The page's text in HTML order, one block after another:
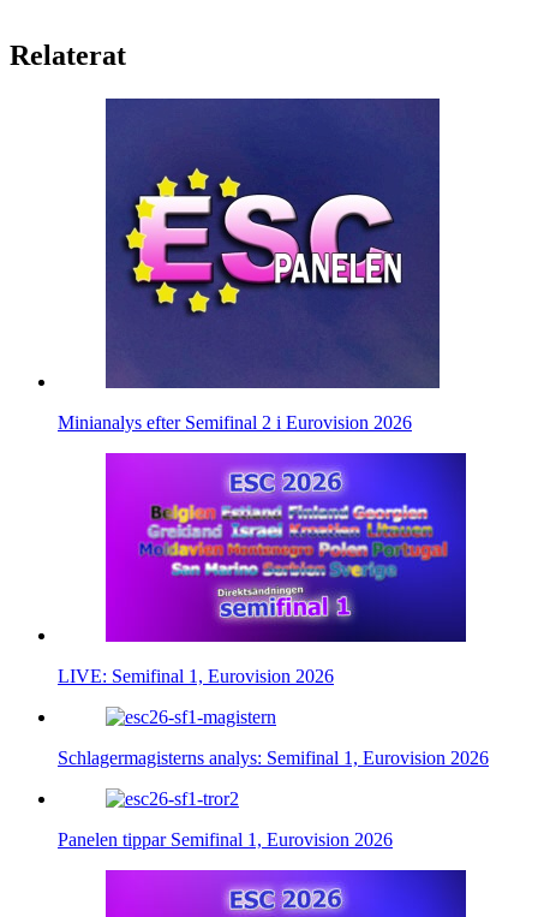
Relaterat
Minianalys efter Semifinal 2 i Eurovision 2026
LIVE: Semifinal 1, Eurovision 2026
Schlagermagisterns analys: Semifinal 1, Eurovision 2026
Panelen tippar Semifinal 1, Eurovision 2026